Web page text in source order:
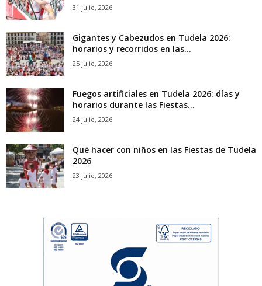
31 julio, 2026
Gigantes y Cabezudos en Tudela 2026:
horarios y recorridos en las...
25 julio, 2026
Fuegos artificiales en Tudela 2026: días y
horarios durante las Fiestas...
24 julio, 2026
Qué hacer con niños en las Fiestas de Tudela
2026
23 julio, 2026